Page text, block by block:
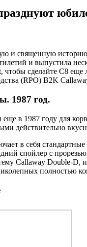
и священную
и выпустила
чтобы сделайте C8
(RPO) B2K
1987 год.
в 1987 году для
действительно
в себя
спойлер с
Callaway Double-D,
полностью